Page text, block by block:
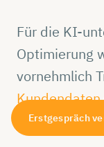
Für die KI-
Optimierung
vornehmlich
Kundendaten
benötigt:
Erstgespräch